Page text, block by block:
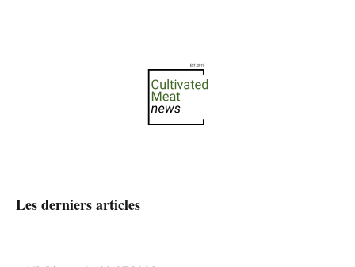
Les derniers articles